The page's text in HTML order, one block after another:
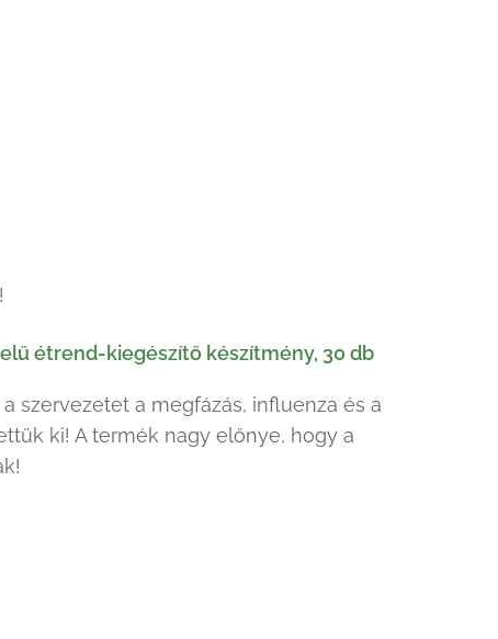
étrend-kiegészítő készítmény, 30 db
szervezetet a megfázás, influenza és a
ki! A termék nagy előnye, hogy a